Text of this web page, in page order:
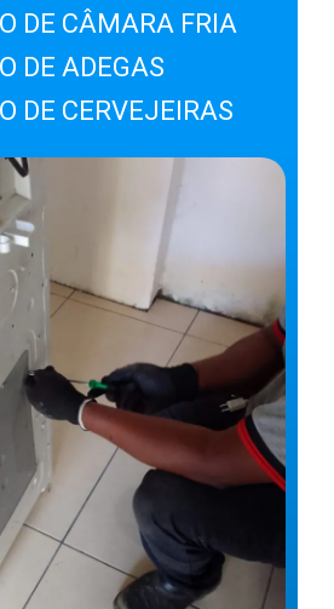
DE CÂMARA FRIA
DE ADEGAS
DE CERVEJEIRAS